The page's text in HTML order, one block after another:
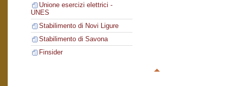
Unione esercizi elettrici -
UNES
Stabilimento di Novi Ligure
Stabilimento di Savona
Finsider